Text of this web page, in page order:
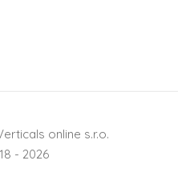
online s.r.o.
- 2026